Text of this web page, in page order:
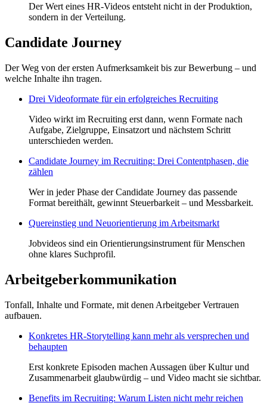
Der Wert eines HR-Videos entsteht nicht in der Produktion,
sondern in der Verteilung.
Candidate Journey
Der Weg von der ersten Aufmerksamkeit bis zur Bewerbung – und
welche Inhalte ihn tragen.
Drei Videoformate für ein erfolgreiches Recruiting
Video wirkt im Recruiting erst dann, wenn Formate nach
Aufgabe, Zielgruppe, Einsatzort und nächstem Schritt
unterschieden werden.
Candidate Journey im Recruiting: Drei Contentphasen, die
zählen
Wer in jeder Phase der Candidate Journey das passende
Format bereithält, gewinnt Steuerbarkeit – und Messbarkeit.
Quereinstieg und Neuorientierung im Arbeitsmarkt
Jobvideos sind ein Orientierungsinstrument für Menschen
ohne klares Suchprofil.
Arbeitgeberkommunikation
Tonfall, Inhalte und Formate, mit denen Arbeitgeber Vertrauen
aufbauen.
Konkretes HR-Storytelling kann mehr als versprechen und
behaupten
Erst konkrete Episoden machen Aussagen über Kultur und
Zusammenarbeit glaubwürdig – und Video macht sie sichtbar.
Benefits im Recruiting: Warum Listen nicht mehr reichen